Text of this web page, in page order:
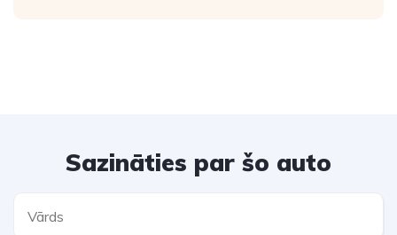
Sazināties par šo auto